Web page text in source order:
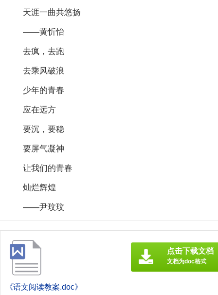
天涯一曲共悠扬
——黄忻怡
去疯，去跑
去乘风破浪
少年的青春
应在远方
要沉，要稳
要屏气凝神
让我们的青春
灿烂辉煌
——尹玟玟
《语文阅读教案.doc》
点击下载文档
文档为doc格式